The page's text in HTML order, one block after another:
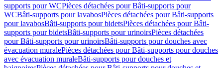
supports pour WCPièces détachées pour Bâti-supports pour
WCBâti-supports pour lavabosPièces détachées pour Bâti-supports
pour lavabosBâti-supports pour bidetsPièces détachées pour Bâti-
supports pour bidetsBâti-supports pour urinoirsPièces détachées
pour Bâti-supports pour urinoirsBâti-supports pour douches avec
évacuation muralePièces détachées pour Bâti-supports pour douches
avec évacuation muraleBâti-supports pour douches et